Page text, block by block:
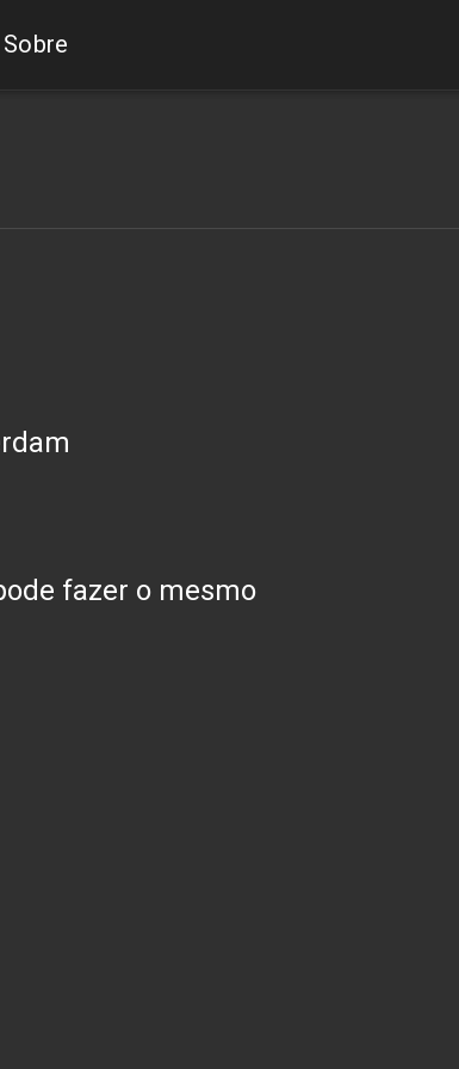
Sobre
fazer o mesmo